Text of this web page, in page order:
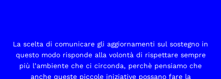
La scelta di comunicare gli aggiornamenti sul sostegno in
questo modo risponde alla volontà di rispettare sempre
più l’ambiente che ci circonda, perchè pensiamo che
anche queste piccole iniziative possano fare la